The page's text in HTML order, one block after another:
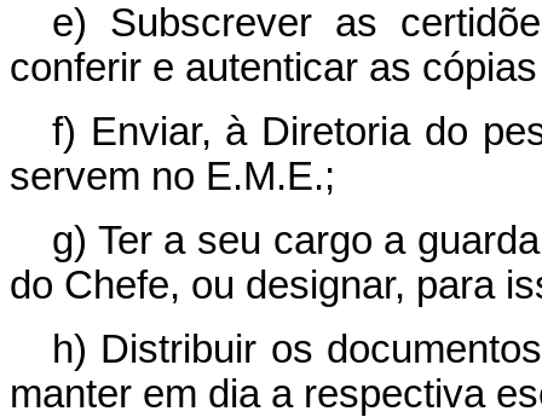
e) Subscrever as
conferir e autenticar as
f) Enviar, à Diretoria do
servem no E.M.E.;
g) Ter a seu cargo a
do Chefe, ou designar, para
h) Distribuir os
manter em dia a respectiva